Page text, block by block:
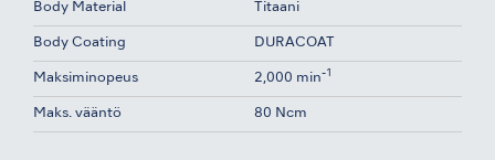
Body Material Titaani
Body Coating DURACOAT
Maksiminopeus 2,000 min-1
Maks. vääntö 80 Ncm